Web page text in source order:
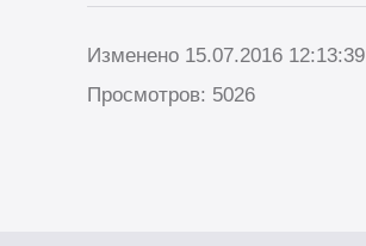
Изменено 15.07.2016 12:13:39
Просмотров: 5026